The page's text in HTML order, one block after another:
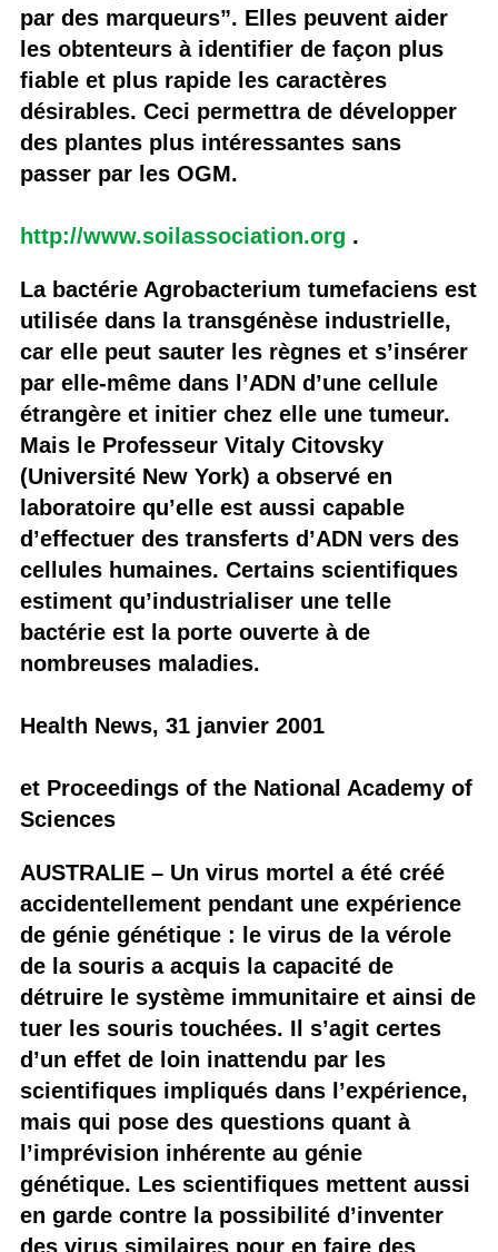
par des marqueurs”. Elles peuvent aider
les obtenteurs à identifier de façon plus
fiable et plus rapide les caractères
désirables. Ceci permettra de développer
des plantes plus intéressantes sans
passer par les OGM.
http://www.soilassociation.org .
La bactérie Agrobacterium tumefaciens est
utilisée dans la transgénèse industrielle,
car elle peut sauter les règnes et s’insérer
par elle-même dans l’ADN d’une cellule
étrangère et initier chez elle une tumeur.
Mais le Professeur Vitaly Citovsky
(Université New York) a observé en
laboratoire qu’elle est aussi capable
d’effectuer des transferts d’ADN vers des
cellules humaines. Certains scientifiques
estiment qu’industrialiser une telle
bactérie est la porte ouverte à de
nombreuses maladies.
Health News, 31 janvier 2001
et Proceedings of the National Academy of
Sciences
AUSTRALIE – Un virus mortel a été créé
accidentellement pendant une expérience
de génie génétique : le virus de la vérole
de la souris a acquis la capacité de
détruire le système immunitaire et ainsi de
tuer les souris touchées. Il s’agit certes
d’un effet de loin inattendu par les
scientifiques impliqués dans l’expérience,
mais qui pose des questions quant à
l’imprévision inhérente au génie
génétique. Les scientifiques mettent aussi
en garde contre la possibilité d’inventer
des virus similaires pour en faire des